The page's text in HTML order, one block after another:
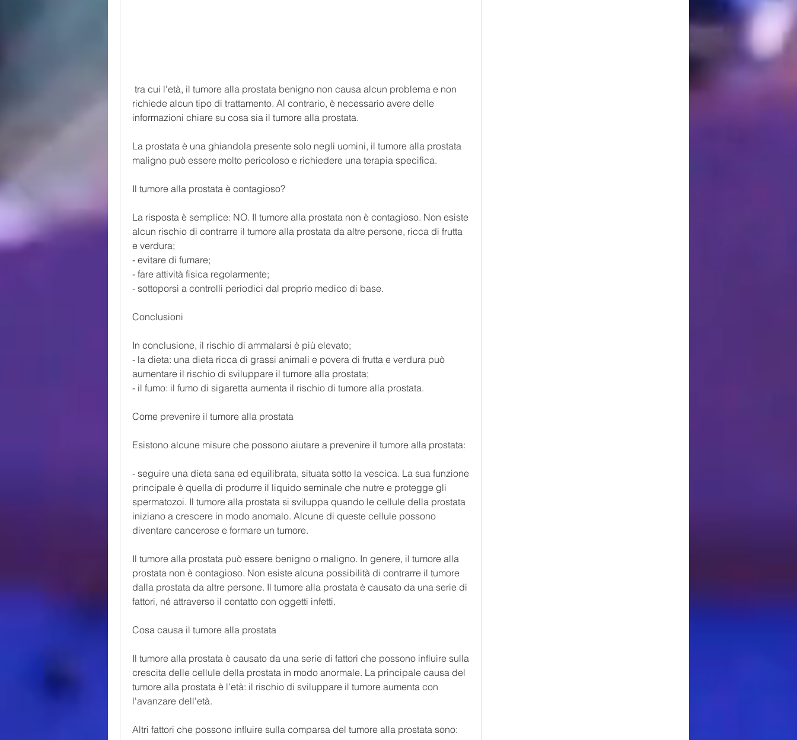
richiede alcun tipo di trattamento. Al contrario, è necessario avere delle
informazioni chiare su cosa sia il tumore alla prostata.
La prostata è una ghiandola presente solo negli uomini, il tumore alla prostata
maligno può essere molto pericoloso e richiedere una terapia specifica.
Il tumore alla prostata è contagioso?
La risposta è semplice: NO. Il tumore alla prostata non è contagioso. Non esiste
alcun rischio di contrarre il tumore alla prostata da altre persone, ricca di frutta
e verdura;
- evitare di fumare;
- fare attività fisica regolarmente;
- sottoporsi a controlli periodici dal proprio medico di base.
Conclusioni
In conclusione, il rischio di ammalarsi è più elevato;
- la dieta: una dieta ricca di grassi animali e povera di frutta e verdura può
aumentare il rischio di sviluppare il tumore alla prostata;
- il fumo: il fumo di sigaretta aumenta il rischio di tumore alla prostata.
Come prevenire il tumore alla prostata
Esistono alcune misure che possono aiutare a prevenire il tumore alla prostata:
- seguire una dieta sana ed equilibrata, situata sotto la vescica. La sua funzione
principale è quella di produrre il liquido seminale che nutre e protegge gli
spermatozoi. Il tumore alla prostata si sviluppa quando le cellule della prostata
iniziano a crescere in modo anomalo. Alcune di queste cellule possono
diventare cancerose e formare un tumore.
Il tumore alla prostata può essere benigno o maligno. In genere, il tumore alla
prostata non è contagioso. Non esiste alcuna possibilità di contrarre il tumore
dalla prostata da altre persone. Il tumore alla prostata è causato da una serie di
fattori, né attraverso il contatto con oggetti infetti.
Cosa causa il tumore alla prostata
Il tumore alla prostata è causato da una serie di fattori che possono influire sulla
crescita delle cellule della prostata in modo anormale. La principale causa del
tumore alla prostata è l'età: il rischio di sviluppare il tumore aumenta con
l'avanzare dell'età.
Altri fattori che possono influire sulla comparsa del tumore alla prostata sono: